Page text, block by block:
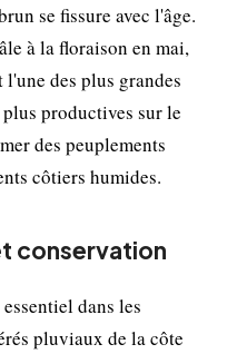
se fissure avec l'âge.
à la floraison en mai,
des plus grandes
productives sur le
des peuplements
côtiers humides.
conservation
dans les
pluviaux de la côte